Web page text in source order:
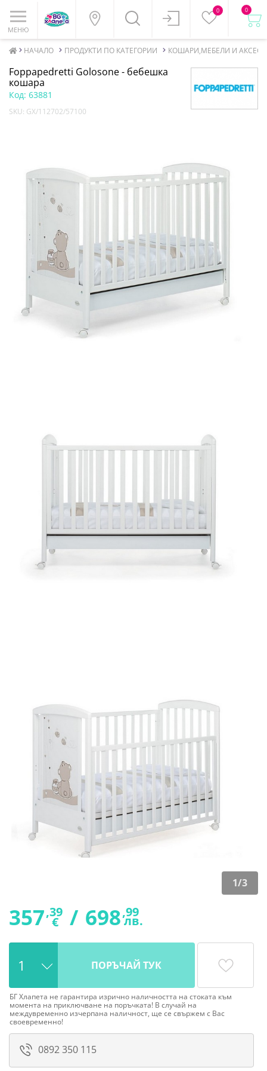
МЕНЮ
0 0
НАЧАЛО ПРОДУКТИ ПО КАТЕГОРИИ КОШАРИ,МЕБЕЛИ И
Foppapedretti Golosone - бебешка
кошара
Код: 63881
SKU: GX/112702/57100
1/3
357,39
€ / 698,99
лв.
ПОРЪЧАЙ ТУК
БГ Хлапета не гарантира изрично наличността на стоката към
момента на приключване на поръчката! В случай на
междувременно изчерпана наличност, ще се свържем с Вас
своевременно!
0892 350 115